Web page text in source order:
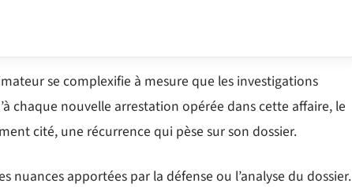
se complexifie à mesure que les investigations
chaque nouvelle arrestation opérée dans cette affaire, le
cité, une récurrence qui pèse sur son dossier.
nuances apportées par la défense ou l’analyse du dossier.